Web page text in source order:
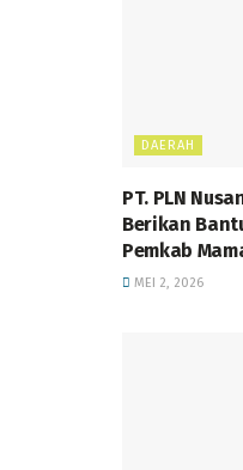
DAERAH
PT. PLN
Berikan
Pemkab
MEI 2, 2026